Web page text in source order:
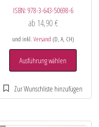
ISBN: 978-3-643-50698-6
ab 14,90 €
und inkl. Versand (D, A, CH)
Ausführung wählen